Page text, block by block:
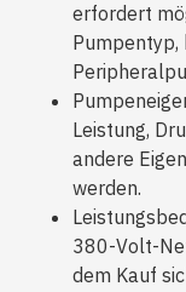
erfordert
Pumpentyp,
Leistung,
andere
werden.
380-Volt-
dem Kauf